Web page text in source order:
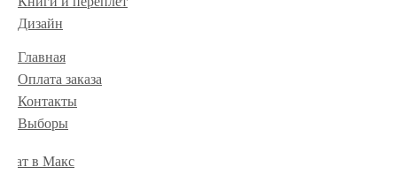
Дизайн
Главная
Оплата заказа
Контакты
Выборы
Чат в Макс